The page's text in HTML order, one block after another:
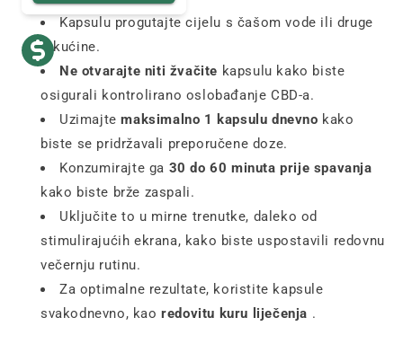
Kapsulu progutajte cijelu s čašom vode ili druge
tekućine.
Ne otvarajte niti žvačite kapsulu kako biste
osigurali kontrolirano oslobađanje CBD-a.
Uzimajtemaksimalno 1 kapsulu dnevno kako
biste se pridržavali preporučene doze.
Konzumirajte ga 30 do 60 minuta prije spavanja
kako biste brže zaspali.
Uključite to u mirne trenutke, daleko od
stimulirajućih ekrana, kako biste uspostavili redovnu
večernju rutinu.
Za optimalne rezultate, koristite kapsule
svakodnevno, kaoredovitu kuru liječenja .